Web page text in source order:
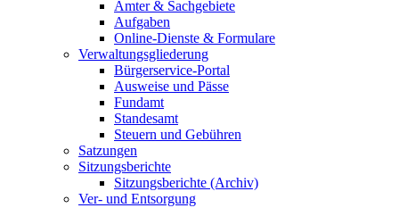
Ämter & Sachgebiete
Aufgaben
Online-Dienste & Formulare
Verwaltungsgliederung
Bürgerservice-Portal
Ausweise und Pässe
Fundamt
Standesamt
Steuern und Gebühren
Satzungen
Sitzungsberichte
Sitzungsberichte (Archiv)
Ver- und Entsorgung